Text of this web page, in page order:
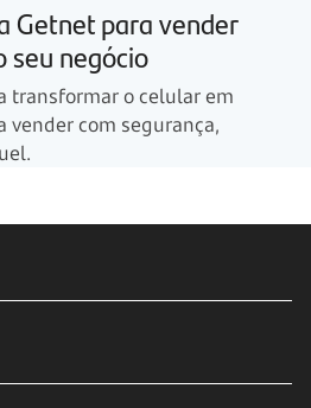
Getnet para vender
seu negócio
transformar o celular em
vender com segurança,